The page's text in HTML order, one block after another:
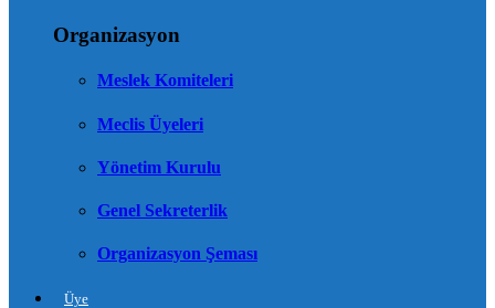
Organizasyon
Meslek Komiteleri
Meclis Üyeleri
Yönetim Kurulu
Genel Sekreterlik
Organizasyon Şeması
Üye